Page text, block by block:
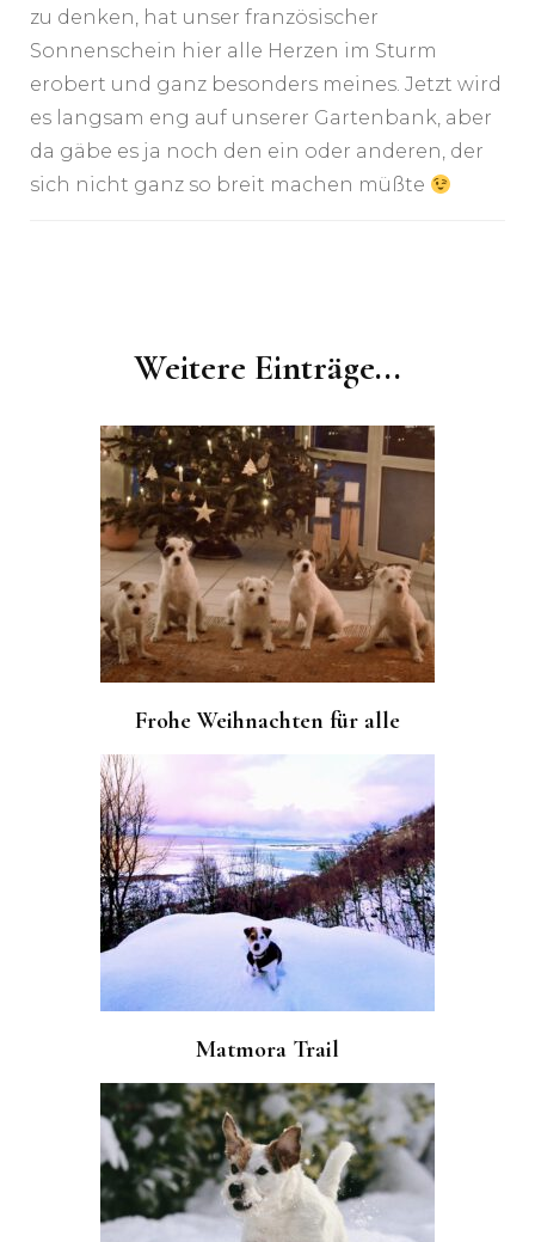
zu denken, hat unser französischer
Sonnenschein hier alle Herzen im Sturm
erobert und ganz besonders meines. Jetzt wird
es langsam eng auf unserer Gartenbank, aber
da gäbe es ja noch den ein oder anderen, der
sich nicht ganz so breit machen müßte
Weitere Einträge...
Frohe Weihnachten für alle
Matmora Trail